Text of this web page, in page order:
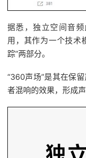
据悉，独立空间音
用，其作为一个技术
踪”两部分。
“360声场”是其在保
者混响的效果，形成